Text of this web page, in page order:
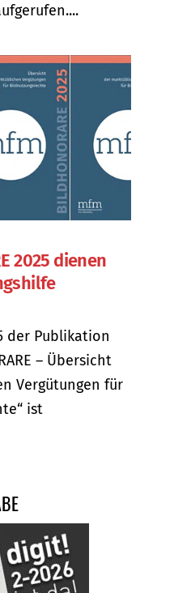
2025 dienen
der Publikation
– Übersicht
Vergütungen für
ist